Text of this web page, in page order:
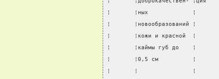
¦       ¦ных             ¦
¦       ¦новообразований ¦
¦       ¦кожи и красной  ¦
¦       ¦каймы губ до    ¦
¦       ¦0,5 см          ¦
¦       ¦                ¦